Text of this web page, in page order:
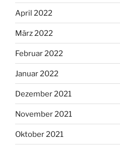
April 2022
März 2022
Februar 2022
Januar 2022
Dezember 2021
November 2021
Oktober 2021